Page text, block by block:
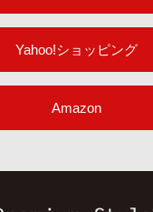
Yahoo!ショッピング
Amazon